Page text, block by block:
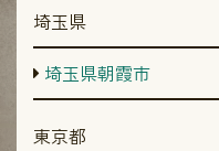
埼玉県
埼玉県朝霞市
東京都